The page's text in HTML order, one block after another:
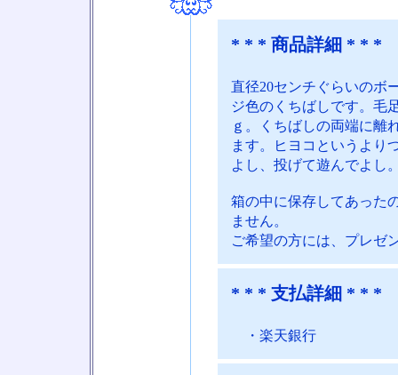
* * * 商品詳細 * * *
直径20センチぐらいのボ
ジ色のくちばしです。毛
ｇ。くちばしの両端に離
ます。ヒヨコというより
よし、投げて遊んでよし
箱の中に保存してあった
ません。
ご希望の方には、プレゼ
* * * 支払詳細 * * *
・楽天銀行